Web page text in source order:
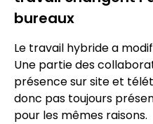
bureaux
Le travail hybride a
Une partie des
présence sur site et
donc pas toujours
pour les mêmes raisons.